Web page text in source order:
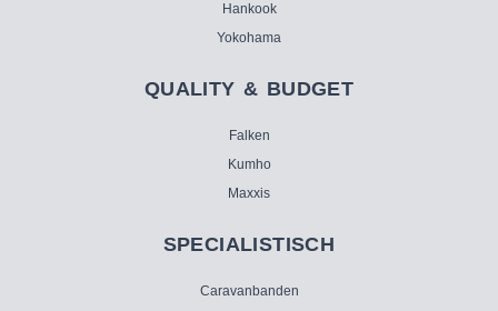
Hankook
Yokohama
QUALITY & BUDGET
Falken
Kumho
Maxxis
SPECIALISTISCH
Caravanbanden